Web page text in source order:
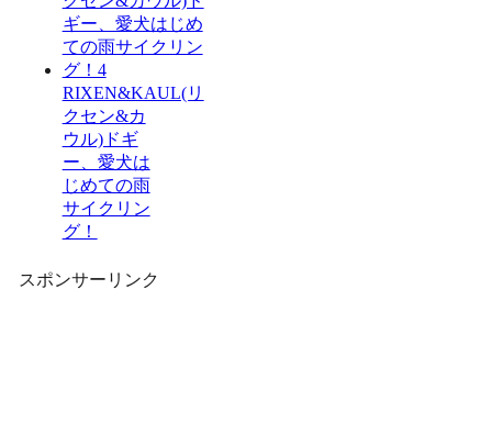
RIXEN&KAUL(リ
クセン&カ
ウル)ドギ
ー、愛犬は
じめての雨
サイクリン
グ！
スポンサーリンク